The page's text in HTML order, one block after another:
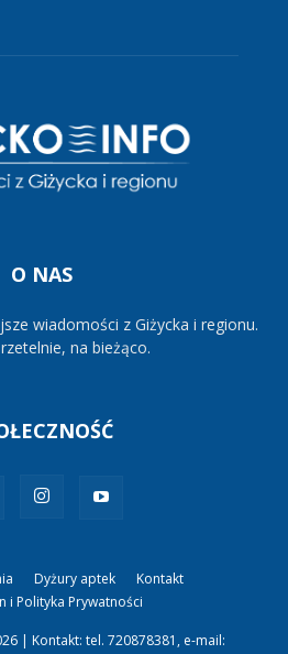
O NAS
wiadomości z Giżycka i regionu.
na bieżąco.
Dyżury aptek
Kontakt
i Polityka Prywatności
| Kontakt: tel. 720878381, e-mail: